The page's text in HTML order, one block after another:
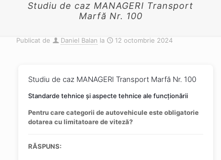
Studiu de caz MANAGERI Transport
Marfă Nr. 100
Publicat de Daniel Balan la 12 octombrie 2024
Studiu de caz MANAGERI Transport Marfă Nr. 100
Standarde tehnice și aspecte tehnice ale funcționării
Pentru care categorii de autovehicule este obligatorie
dotarea cu limitatoare de viteză?
RĂSPUNS: